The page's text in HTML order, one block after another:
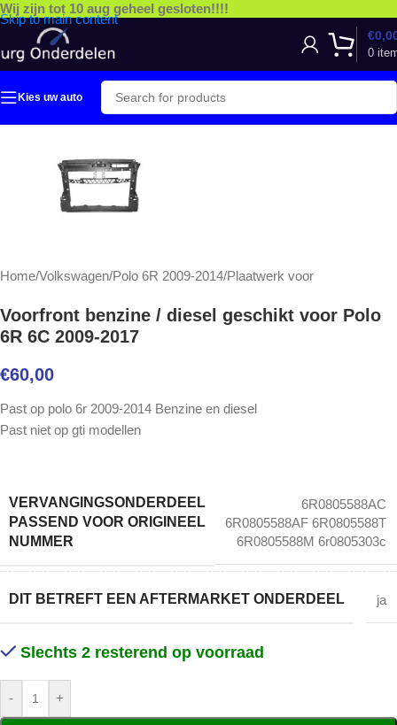
Skip to main content
Wij zijn tot 10 aug geheel gesloten!!!!
0
€
Kies uw auto
Home/Volkswagen/Polo 6R 2009-2014/Plaatwerk voor
Voorfront benzine / diesel geschikt voor Polo
6R 6C 2009-2017
€60,00
Past op polo 6r 2009-2014 Benzine en diesel
Past niet op gti modellen
VERVANGINGSONDERDEEL
PASSEND VOOR ORIGINEEL
NUMMER
6R0805588AC
6R0805588AF 6R0805588T
6R0805588M 6r0805303c
DIT BETREFT EEN AFTERMARKET ONDERDEEL ja
Slechts 2 resterend op voorraad
- +